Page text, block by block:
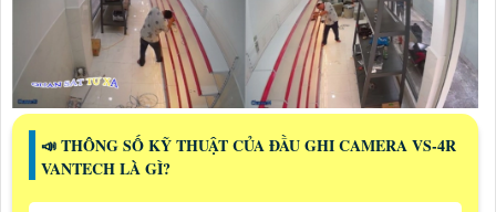
📣 THÔNG SỐ KỸ THUẬT CỦA ĐẦU GHI CAMERA VS-4R
VANTECH LÀ GÌ?